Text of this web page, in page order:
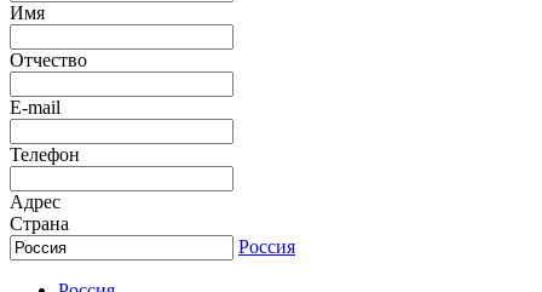
Имя
Отчество
E-mail
Телефон
Адрес
Страна
Россия